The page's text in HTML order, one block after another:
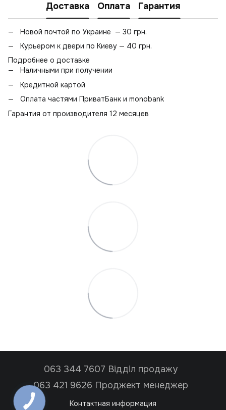
Доставка Оплата Гарантия
Новой почтой по Украине — 30 грн.
Курьером к двери по Киеву — 40 грн.
Подробнее о доставке
Наличными при получении
Кредитной картой
Оплата частями ПриватБанк и monobank
Гарантия от производителя 12 месяцев
063 344 7607 Відділ продажу
063 421 9626 Проджект менеджер
Контактная информация